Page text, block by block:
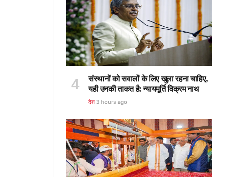
संस्थानों को सवालों के लिए खुला रहना चाहिए,
यही उनकी ताकत है: न्यायमूर्ति विक्रम नाथ
देश 3 hours ago